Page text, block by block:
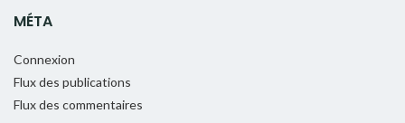
MÉTA
Connexion
Flux des publications
Flux des commentaires